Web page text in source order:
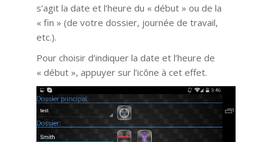
s’agit la date et l’heure du « début » ou de la
« fin » (de votre dossier, journée de travail,
etc.).
Pour choisir d’indiquer la date et l’heure de
« début », appuyer sur l’icône à cet effet.